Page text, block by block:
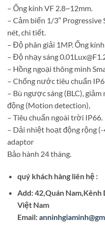
– Ống kính VF 2.8~12mm.
– Cảm biến 1/3″ Progressive
nét, chi tiết.
– Độ phân giải 1MP. Ống
– Độ nhạy sáng
– Hồng ngoại thông minh
– Chống nước tiêu chuẩn
– Bù ngược sáng (BLC),
động (Motion detection),
– Tiêu chuẩn ngoài trời
– Dải nhiệt hoạt động rộng
adaptor
Bảo hành 24 tháng.
quý khách hàng liên hệ :
Add: 42,Quán
Việt Nam
Email: